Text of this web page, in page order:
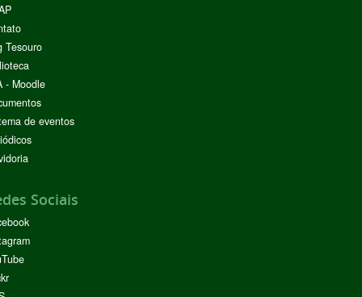
Tesouro
- Moodle
de eventos
Sociais